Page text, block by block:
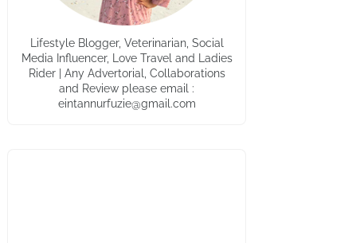
Lifestyle Blogger, Veterinarian, Social
Media Influencer, Love Travel and Ladies
Rider | Any Advertorial, Collaborations
and Review please email :
eintannurfuzie@gmail.com